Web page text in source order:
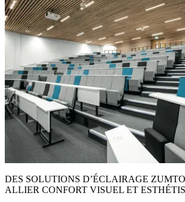
DES SOLUTIONS D’ÉCLAIRAGE
ALLIER CONFORT VISUEL ET